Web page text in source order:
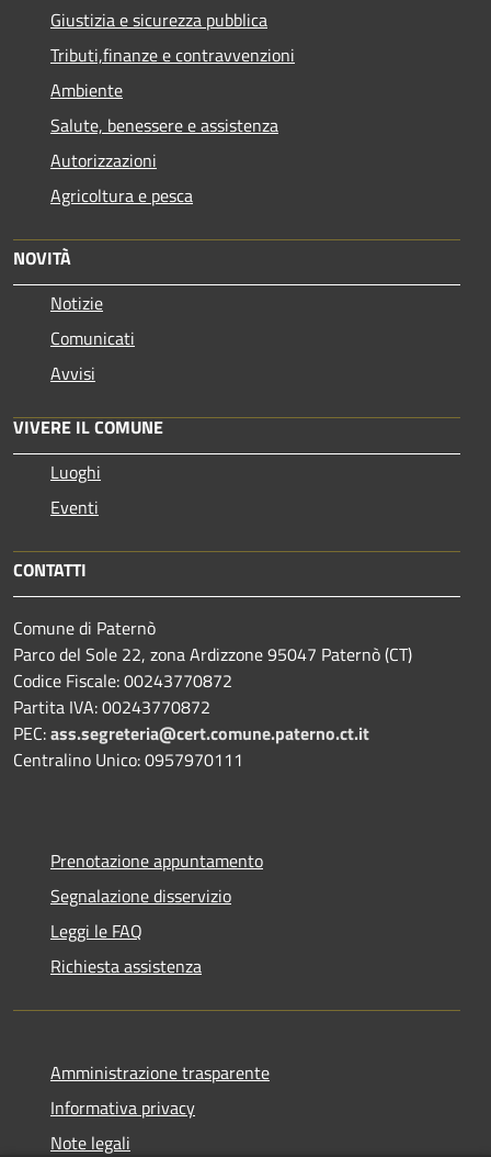
Giustizia e sicurezza pubblica
Tributi,finanze e contravvenzioni
Ambiente
Salute, benessere e assistenza
Autorizzazioni
Agricoltura e pesca
NOVITÀ
Notizie
Comunicati
Avvisi
VIVERE IL COMUNE
Luoghi
Eventi
CONTATTI
Comune di Paternò
Parco del Sole 22, zona Ardizzone 95047 Paternò (CT)
Codice Fiscale: 00243770872
Partita IVA: 00243770872
PEC:ass.segreteria@cert.comune.paterno.ct.it
Centralino Unico: 0957970111
Prenotazione appuntamento
Segnalazione disservizio
Leggi le FAQ
Richiesta assistenza
Amministrazione trasparente
Informativa privacy
Note legali